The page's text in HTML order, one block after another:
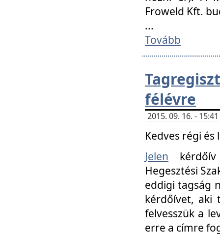
Froweld Kft.
...
Tovább
félévre
2015. 09. 16. -
Kedves régi
Jelen
Hegesztési
eddigi tagság
kérdőívet, aki
felvesszük a
erre a címre